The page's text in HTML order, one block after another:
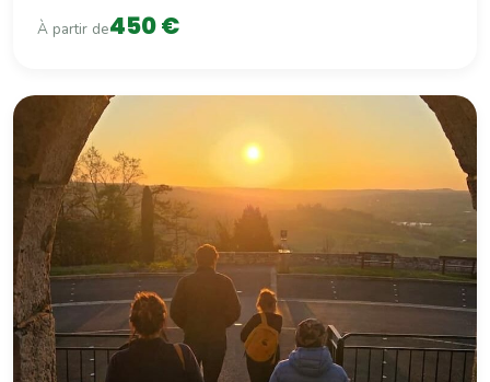
À partir de450 €